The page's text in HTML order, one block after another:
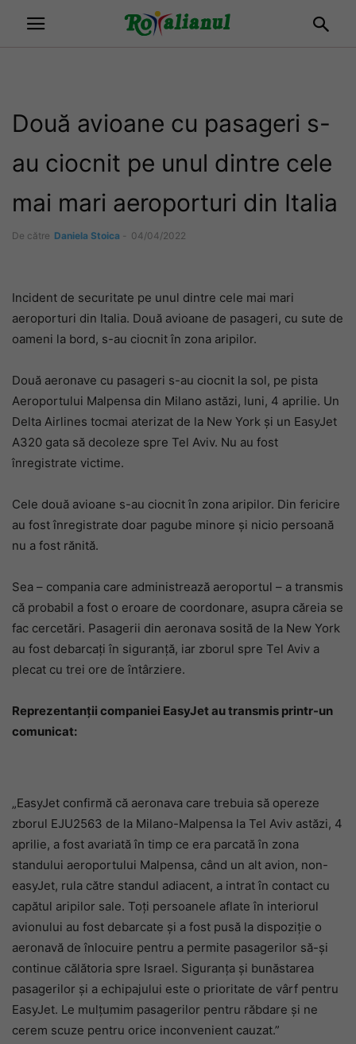
Două avioane cu pasageri s-
au ciocnit pe unul dintre cele
mai mari aeroporturi din Italia
De către Daniela Stoica - 04/04/2022
Incident de securitate pe unul dintre cele mai mari
aeroporturi din Italia. Două avioane de pasageri, cu sute de
oameni la bord, s-au ciocnit în zona aripilor.
Două aeronave cu pasageri s-au ciocnit la sol, pe pista
Aeroportului Malpensa din Milano astăzi, luni, 4 aprilie. Un
Delta Airlines tocmai aterizat de la New York și un EasyJet
A320 gata să decoleze spre Tel Aviv. Nu au fost
înregistrate victime.
Cele două avioane s-au ciocnit în zona aripilor. Din fericire
au fost înregistrate doar pagube minore și nicio persoană
nu a fost rănită.
Sea – compania care administrează aeroportul – a transmis
că probabil a fost o eroare de coordonare, asupra căreia se
fac cercetări. Pasagerii din aeronava sosită de la New York
au fost debarcați în siguranță, iar zborul spre Tel Aviv a
plecat cu trei ore de întârziere.
Reprezentanții companiei EasyJet au transmis printr-un
comunicat:
„EasyJet confirmă că aeronava care trebuia să opereze
zborul EJU2563 de la Milano-Malpensa la Tel Aviv astăzi, 4
aprilie, a fost avariată în timp ce era parcată în zona
standului aeroportului Malpensa, când un alt avion, non-
easyJet, rula către standul adiacent, a intrat în contact cu
capătul aripilor sale. Toți persoanele aflate în interiorul
avionului au fost debarcate și a fost pusă la dispoziție o
aeronavă de înlocuire pentru a permite pasagerilor să-și
continue călătoria spre Israel. Siguranța și bunăstarea
pasagerilor și a echipajului este o prioritate de vârf pentru
EasyJet. Le mulțumim pasagerilor pentru răbdare și ne
cerem scuze pentru orice inconvenient cauzat.”